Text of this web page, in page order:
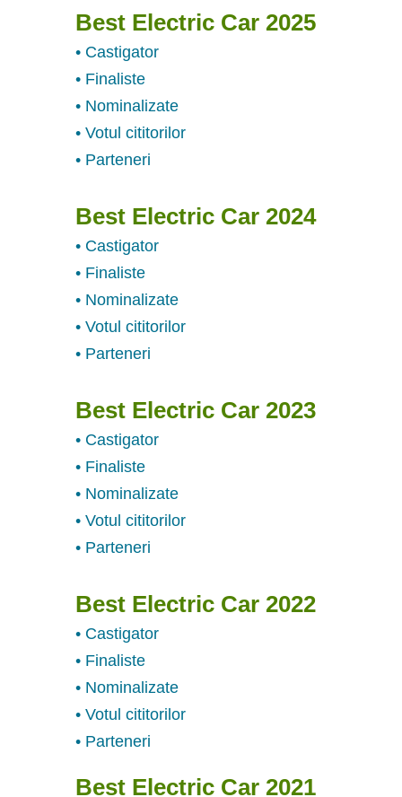
Best Electric Car 2025
• Castigator
• Finaliste
• Nominalizate
• Votul cititorilor
• Parteneri
Best Electric Car 2024
• Castigator
• Finaliste
• Nominalizate
• Votul cititorilor
• Parteneri
Best Electric Car 2023
• Castigator
• Finaliste
• Nominalizate
• Votul cititorilor
• Parteneri
Best Electric Car 2022
• Castigator
• Finaliste
• Nominalizate
• Votul cititorilor
• Parteneri
Best Electric Car 2021